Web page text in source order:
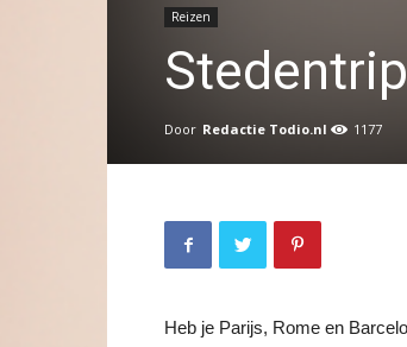
Reizen
Door Redactie Todio.nl 1177
Heb je Parijs, Rome en